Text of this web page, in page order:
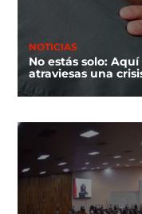
NOTICIAS
No estás solo:
atraviesas una